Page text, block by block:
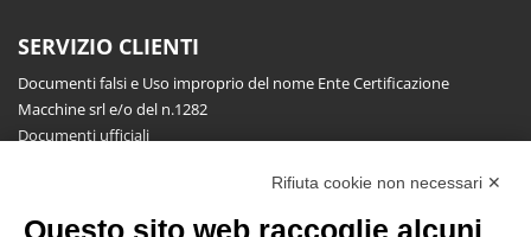
SERVIZIO CLIENTI
Documenti falsi e Uso improprio del nome Ente Certificazione
Macchine srl e/o del n.1282
Documenti ufficiali
Rifiuta cookie non necessari ✕
Questo sito web raccoglie alcuni